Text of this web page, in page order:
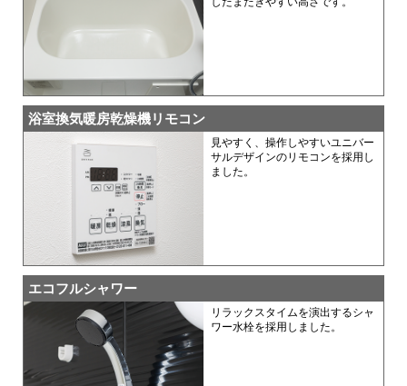
浴室換気暖房乾燥機リモコン
見やすく、操作しやすいユニバー
サルデザインのリモコンを採用し
ました。
エコフルシャワー
リラックスタイムを演出するシャ
ワー水栓を採用しました。